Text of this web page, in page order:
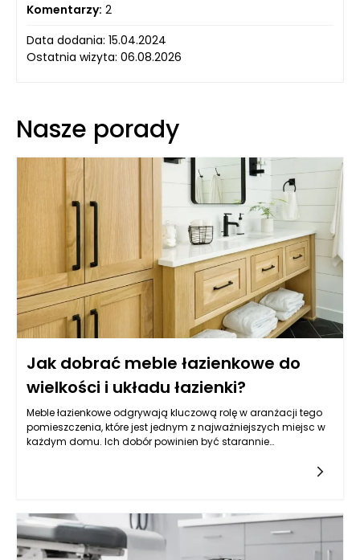
Komentarzy: 2
Data dodania: 15.04.2024
Ostatnia wizyta: 06.08.2026
Nasze porady
Jak dobrać meble łazienkowe do
wielkości i układu łazienki?
Meble łazienkowe odgrywają kluczową rolę w aranżacji tego
pomieszczenia, które jest jednym z najważniejszych miejsc w
każdym domu. Ich dobór powinien być starannie
„rozrysować” funkcje: gdzie odkładamy kosmetyki, gdzie
trzymamy ręczniki, czy potrzebujemy miejsca na zapas
środków czystości i czy łazienka ma być bardziej
minimalistyczna, czy raczej rodzinna i pojemna. To pierwsze